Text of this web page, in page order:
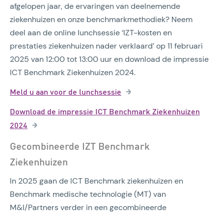
afgelopen jaar, de ervaringen van deelnemende
ziekenhuizen en onze benchmarkmethodiek? Neem
deel aan de online lunchsessie ‘IZT-kosten en
prestaties ziekenhuizen nader verklaard’ op 11 februari
2025 van 12:00 tot 13:00 uur en download de impressie
ICT Benchmark Ziekenhuizen 2024.
Meld u aan voor de lunchsessie
Download de impressie ICT Benchmark Ziekenhuizen
2024
Gecombineerde IZT Benchmark
Ziekenhuizen
In 2025 gaan de ICT Benchmark ziekenhuizen en
Benchmark medische technologie (MT) van
M&I/Partners verder in een gecombineerde